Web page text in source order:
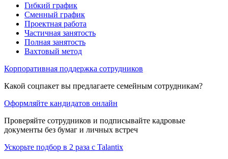
Гибкий график
Сменный график
Проектная работа
Частичная занятость
Полная занятость
Вахтовый метод
Корпоративная поддержка сотрудников
Какой соцпакет вы предлагаете семейным сотрудникам?
Оформляйте кандидатов онлайн
Проверяйте сотрудников и подписывайте кадровые
документы без бумаг и личных встреч
Ускорьте подбор в 2 раза с Talantix